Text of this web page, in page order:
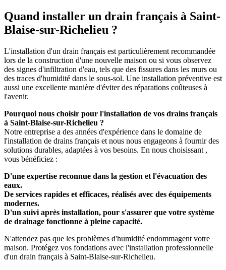
Quand installer un drain français à Saint-
Blaise-sur-Richelieu ?
L'installation d'un drain français est particulièrement recommandée
lors de la construction d'une nouvelle maison ou si vous observez
des signes d'infiltration d'eau, tels que des fissures dans les murs ou
des traces d'humidité dans le sous-sol. Une installation préventive est
aussi une excellente manière d'éviter des réparations coûteuses à
l'avenir.
Pourquoi nous choisir pour l'installation de vos drains français
à Saint-Blaise-sur-Richelieu ?
Notre entreprise a des années d'expérience dans le domaine de
l'installation de drains français et nous nous engageons à fournir des
solutions durables, adaptées à vos besoins. En nous choisissant ,
vous bénéficiez :
D'une expertise reconnue dans la gestion et l'évacuation des
eaux.
De services rapides et efficaces, réalisés avec des équipements
modernes.
D'un suivi après installation, pour s'assurer que votre système
de drainage fonctionne à pleine capacité.
N'attendez pas que les problèmes d'humidité endommagent votre
maison. Protégez vos fondations avec l'installation professionnelle
d'un drain français à Saint-Blaise-sur-Richelieu.